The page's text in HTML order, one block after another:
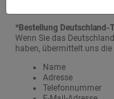
*Bestellung Deutschland-
Wenn Sie das
haben, übermittelt uns die
Name
Adresse
Telefonnummer